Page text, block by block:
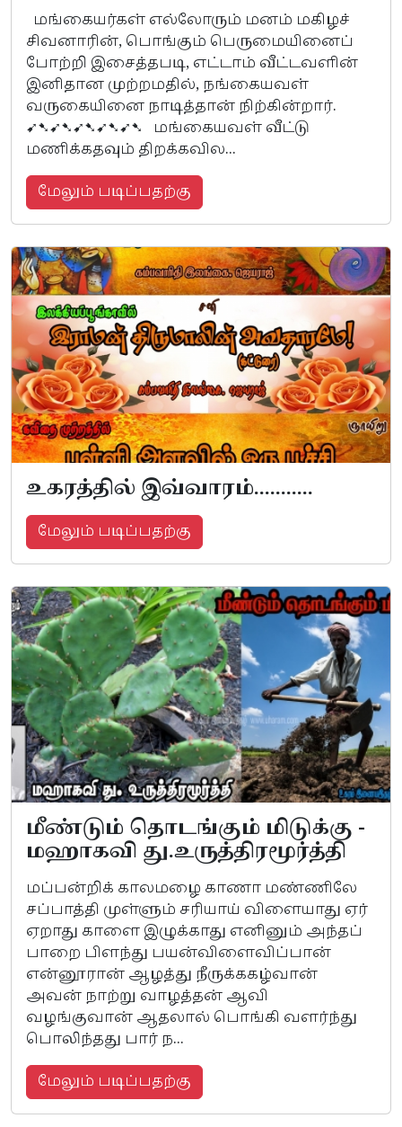
மங்கையர்கள் எல்லோரும் மனம் மகிழச்
சிவனாரின், பொங்கும் பெருமையினைப்
போற்றி இசைத்தபடி, எட்டாம் வீட்டவளின்
இனிதான முற்றமதில், நங்கையவள்
வருகையினை நாடித்தான் நிற்கின்றார்.
➹➷➹➷➹➷➹➷➹➷ மங்கையவள் வீட்டு
மணிக்கதவும் திறக்கவில...
மேலும் படிப்பதற்கு
உகரத்தில் இவ்வாரம்...........
மேலும் படிப்பதற்கு
மீண்டும் தொடங்கும் மிடுக்கு -
மஹாகவி து.உருத்திரமூர்த்தி
மப்பன்றிக் காலமழை காணா மண்ணிலே
சப்பாத்தி முள்ளும் சரியாய் விளையாது ஏர்
ஏறாது காளை இழுக்காது எனினும் அந்தப்
பாறை பிளந்து பயன்விளைவிப்பான்
என்னூரான் ஆழத்து நீருக்ககழ்வான்
அவன் நாற்று வாழத்தன் ஆவி
வழங்குவான் ஆதலால் பொங்கி வளர்ந்து
பொலிந்தது பார் ந...
மேலும் படிப்பதற்கு